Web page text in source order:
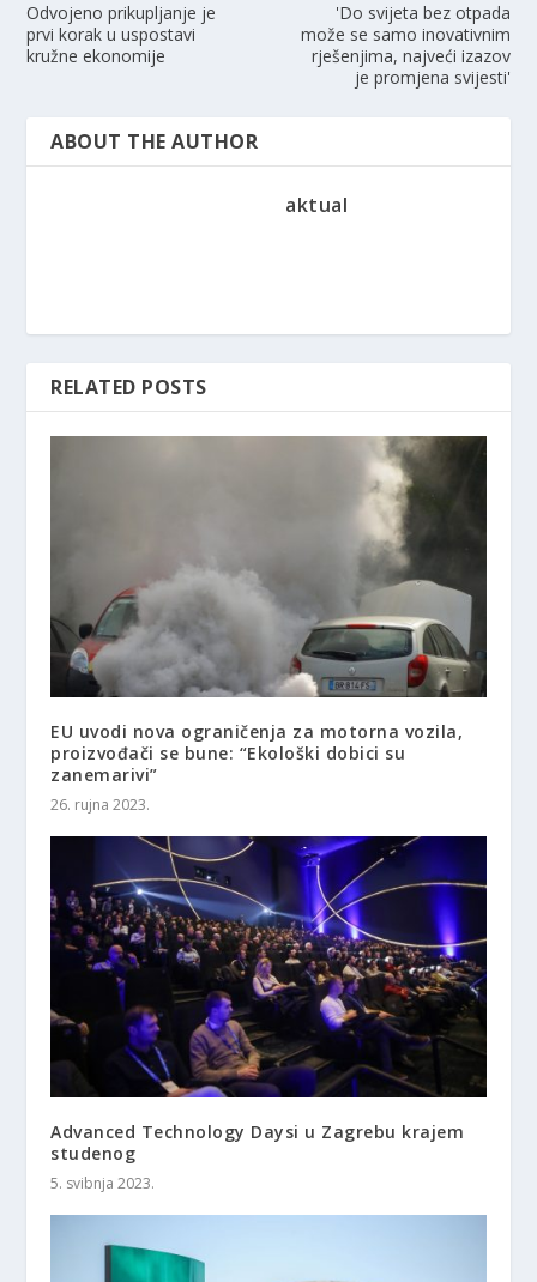
Odvojeno prikupljanje je
prvi korak u uspostavi
kružne ekonomije
'Do svijeta bez otpada
može se samo inovativnim
rješenjima, najveći izazov
je promjena svijesti'
ABOUT THE AUTHOR
aktual
RELATED POSTS
EU uvodi nova ograničenja za motorna vozila,
proizvođači se bune: “Ekološki dobici su
zanemarivi”
26. rujna 2023.
Advanced Technology Daysi u Zagrebu krajem
studenog
5. svibnja 2023.